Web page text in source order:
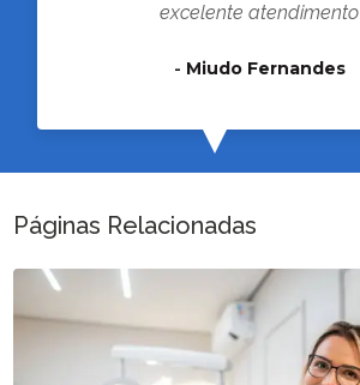
excelente atendimento
- Miudo Fernandes
Páginas Relacionadas